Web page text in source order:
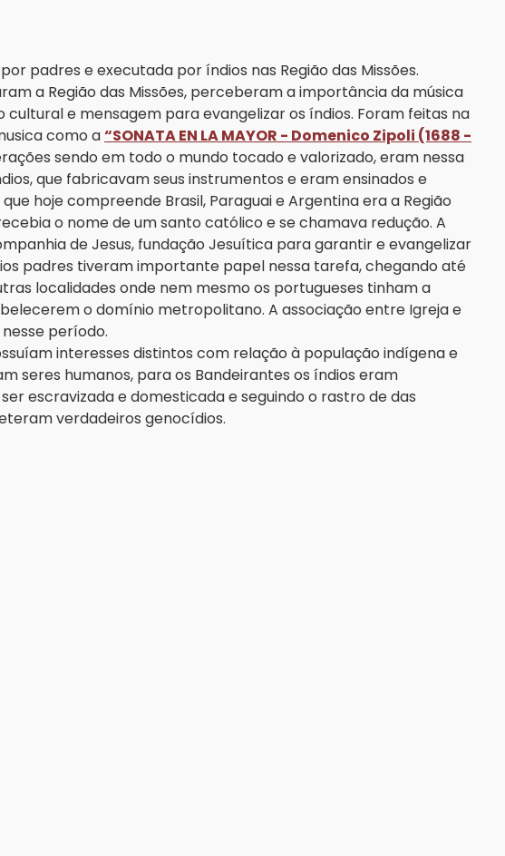
padres e executada por índios nas Região das Missões.
a Região das Missões, perceberam a importância da música
cultural e mensagem para evangelizar os índios. Foram feitas na
como a“SONATA EN LA MAYOR - Domenico Zipoli (1688 -
sendo em todo o mundo tocado e valorizado, eram nessa
que fabricavam seus instrumentos e eram ensinados e
hoje compreende Brasil, Paraguai e Argentina era a Região
o nome de um santo católico e se chamava redução. A
de Jesus, fundação Jesuítica para garantir e evangelizar
padres tiveram importante papel nessa tarefa, chegando até
localidades onde nem mesmo os portugueses tinham a
o domínio metropolitano. A associação entre Igreja e
período.
interesses distintos com relação à população indígena e
seres humanos, para os Bandeirantes os índios eram
escravizada e domesticada e seguindo o rastro de das
verdadeiros genocídios.